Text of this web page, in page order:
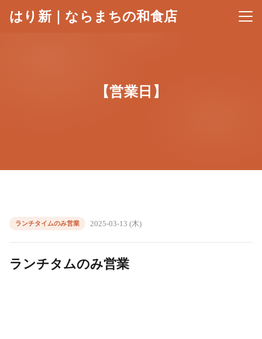
はり新｜ならまちの和食店 メニ
【営業日】
ランチタイムのみ営業 2025-03-13 (木)
ランチタムのみ営業